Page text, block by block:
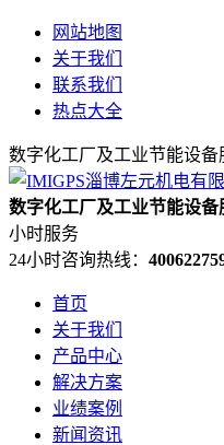
网站地图
关于我们
联系我们
热点大全
数字化工厂及工业节能设备
数字化工厂及工业节能设备
小时服务
24小时咨询热线：
首页
关于我们
产品中心
解决方案
业绩案例
新闻资讯